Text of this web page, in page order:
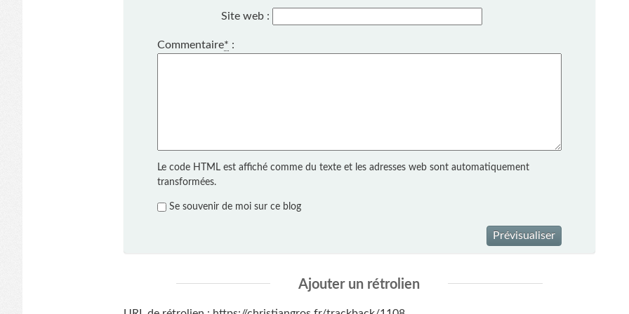
Site web :
Commentaire* :
Le code HTML est affiché comme du texte et les adresses web sont automatiquement
transformées.
Se souvenir de moi sur ce blog
Prévisualiser
Ajouter un rétrolien